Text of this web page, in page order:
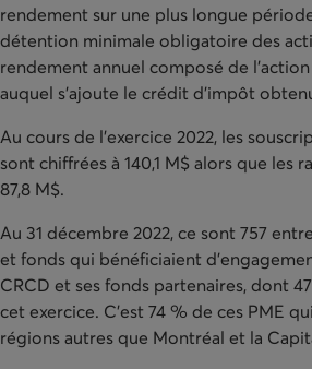
rendement sur une plus longue
détention minimale obligatoire des
rendement annuel composé de
auquel s’ajoute le crédit d’impôt
Au cours de l’exercice 2022, les
sont chiffrées à 140,1 M$ alors que les
87,8 M$.
Au 31 décembre 2022, ce sont 757
et fonds qui bénéficiaient
CRCD et ses fonds partenaires, dont
cet exercice. C’est 74 % de ces PME
régions autres que Montréal et la